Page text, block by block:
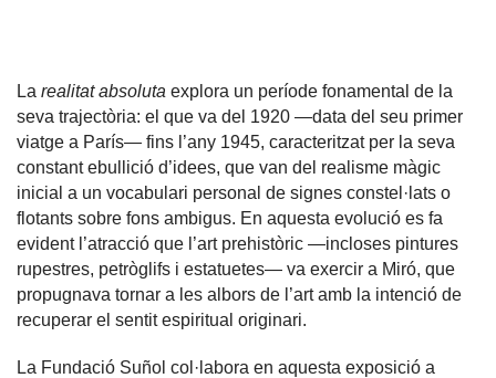
La realitat absoluta explora un període fonamental de la
seva trajectòria: el que va del 1920 —data del seu primer
viatge a París— fins l’any 1945, caracteritzat per la seva
constant ebullició d’idees, que van del realisme màgic
inicial a un vocabulari personal de signes constel·lats o
flotants sobre fons ambigus. En aquesta evolució es fa
evident l’atracció que l’art prehistòric —incloses pintures
rupestres, petròglifs i estatuetes— va exercir a Miró, que
propugnava tornar a les albors de l’art amb la intenció de
recuperar el sentit espiritual originari.
La Fundació Suñol col·labora en aquesta exposició a